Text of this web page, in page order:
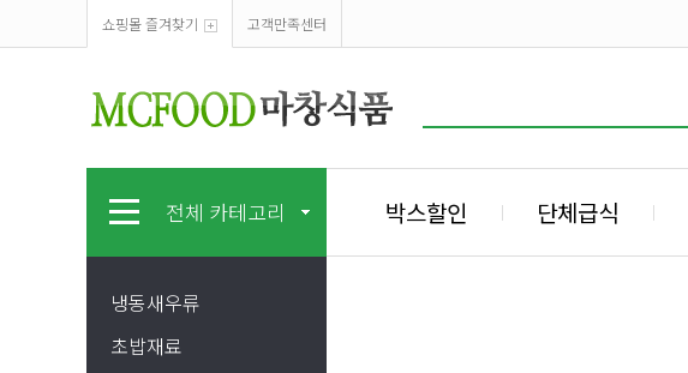
쇼핑몰 즐겨찾기 고객만족센터
전체 카테고리 박스할인 단체급식
냉동새우류
초밥재료